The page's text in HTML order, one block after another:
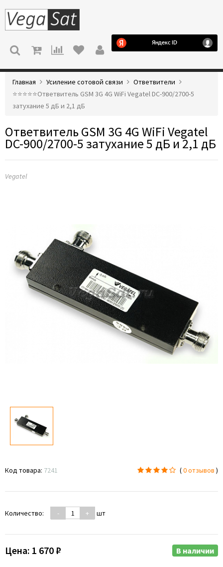
МЕНЮ
Главная Усиление сотовой связи
Ответвители
⭐️⭐️⭐️⭐️⭐️Ответвитель GSM 3G 4G WiFi Vegatel DC-900/2700-5
затухание 5 дБ и 2,1 дБ
Ответвитель GSM 3G 4G WiFi Vegatel
DC-900/2700-5 затухание 5 дБ и 2,1 дБ
Vegatel
Код товара: 7241 (0 отзывов )
Количество: - + шт
Цена: 1 670 ₽ В наличии